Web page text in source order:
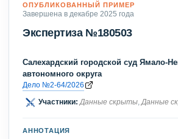
ОПУБЛИКОВАННЫЙ ПРИМЕР
Завершена в декабре 2025 года
Экспертиза №180503
Салехардский городской суд Ямало-
автономного округа
Дело №2-64/2026
Участники: Данные скрыты Данные
АННОТАЦИЯ